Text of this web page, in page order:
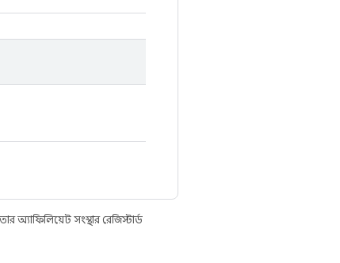
সংস্থার রেজিস্টার্ড